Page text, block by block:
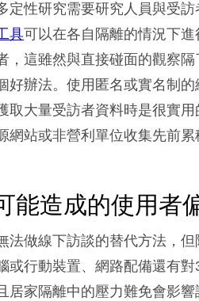
定性研究需要研究人員與受
具可以在各自隔離的情況下
，這雖然與直接碰面的觀察
好辦法。使用匿名或實名制
取大量受訪者資料時是很實
網站或非營利單位收集先前
能造成的使用者
法做線下訪談的替代方法，
或行動裝置、網路配備還有
居家隔離中的壓力難免會影